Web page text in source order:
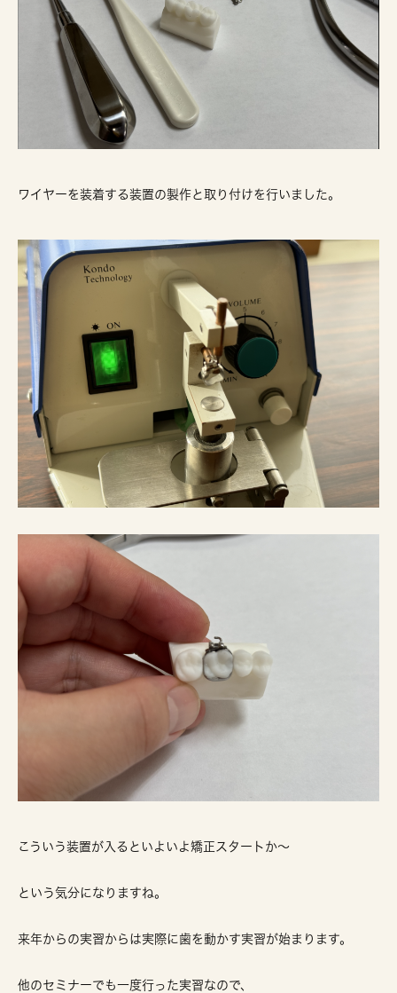
ワイヤーを装着する装置の製作と取り付けを行いました。
こういう装置が入るといよいよ矯正スタートか～
という気分になりますね。
来年からの実習からは実際に歯を動かす実習が始まります。
他のセミナーでも一度行った実習なので、